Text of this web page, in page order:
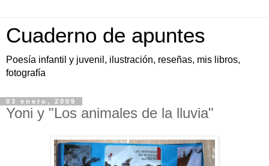
Cuaderno de apuntes
Poesía infantil y juvenil, ilustración, reseñas, mis libros,
fotografía
03 enero, 2009
Yoni y "Los animales de la lluvia"